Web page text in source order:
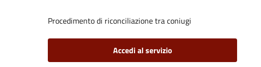
Procedimento di riconciliazione tra coniugi
Accedi al servizio